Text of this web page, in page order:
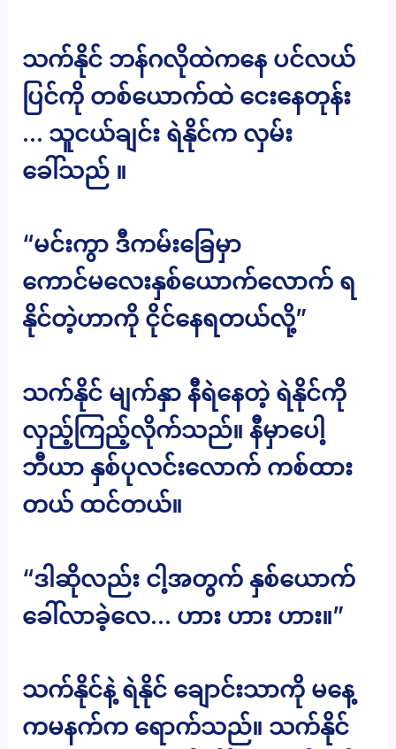
သက်နိုင် ဘန်ဂလိုထဲကနေ ပင်လယ်
ပြင်ကို တစ်ယောက်ထဲ ငေးနေတုန်း
… သူငယ်ချင်း ရဲနိုင်က လှမ်း
ခေါ်သည် ။
“မင်းကွာ ဒီကမ်းခြေမှာ
ကောင်မလေးနှစ်ယောက်လောက် ရ
နိုင်တဲ့ဟာကို ငိုင်နေရတယ်လို့”
သက်နိုင် မျက်နှာ နီရဲနေတဲ့ ရဲနိုင်ကို
လှည့်ကြည့်လိုက်သည်။ နီမှာပေါ့
ဘီယာ နှစ်ပုလင်းလောက် ကစ်ထား
တယ် ထင်တယ်။
“ဒါဆိုလည်း ငါ့အတွက် နှစ်ယောက်
ခေါ်လာခဲ့လေ… ဟား ဟား ဟား။”
သက်နိုင်နဲ့ ရဲနိုင် ချောင်းသာကို မနေ့
ကမနက်က ရောက်သည်။ သက်နိုင်